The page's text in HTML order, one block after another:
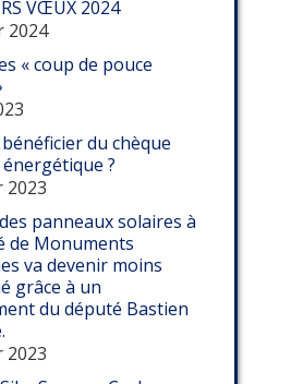
VŒUX 2024
2024
« coup de pouce
du chèque
?
2023
panneaux solaires à
de Monuments
va devenir moins
grâce à un
du député Bastien
2023